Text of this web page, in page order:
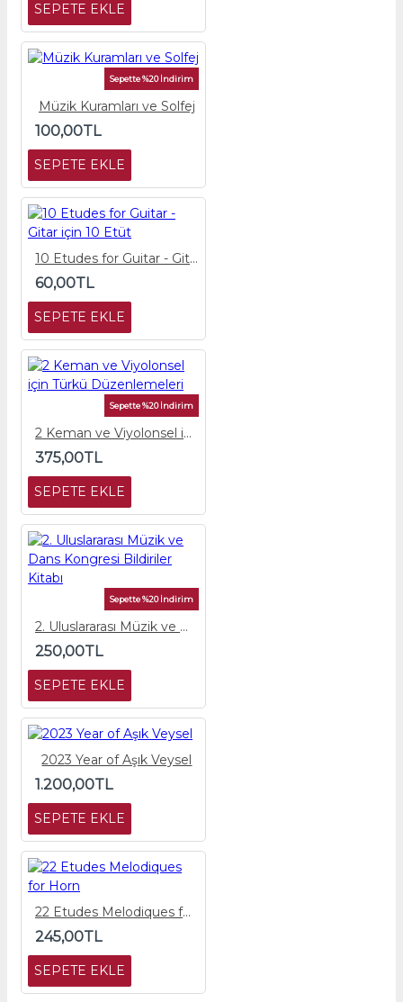
SEPETE EKLE
Sepette %20 İndirim
Müzik Kuramları ve Solfej
100,00TL
SEPETE EKLE
10 Etudes for Guitar - Gitar için 10 Etüt
60,00TL
SEPETE EKLE
Sepette %20 İndirim
2 Keman ve Viyolonsel için Türkü Düzenlemeleri
375,00TL
SEPETE EKLE
Sepette %20 İndirim
2. Uluslararası Müzik ve Dans Kongresi Bildiriler Kitabı
250,00TL
SEPETE EKLE
2023 Year of Aşık Veysel
1.200,00TL
SEPETE EKLE
22 Etudes Melodiques for Horn
245,00TL
SEPETE EKLE